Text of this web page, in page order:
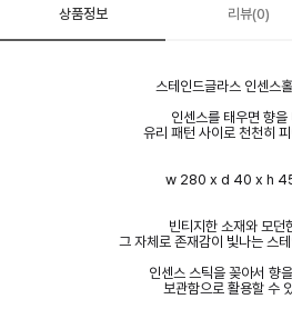
상품정보 리뷰(0)
스테인드글라스 인센스
인센스를 태우면 향을
유리 패턴 사이로 천천히
w 280 x d 40 x h
빈티지한 소재와 모던
그 자체로 존재감이 빛나는 스
인센스 스틱을 꽂아서 향
보관함으로 활용할 수